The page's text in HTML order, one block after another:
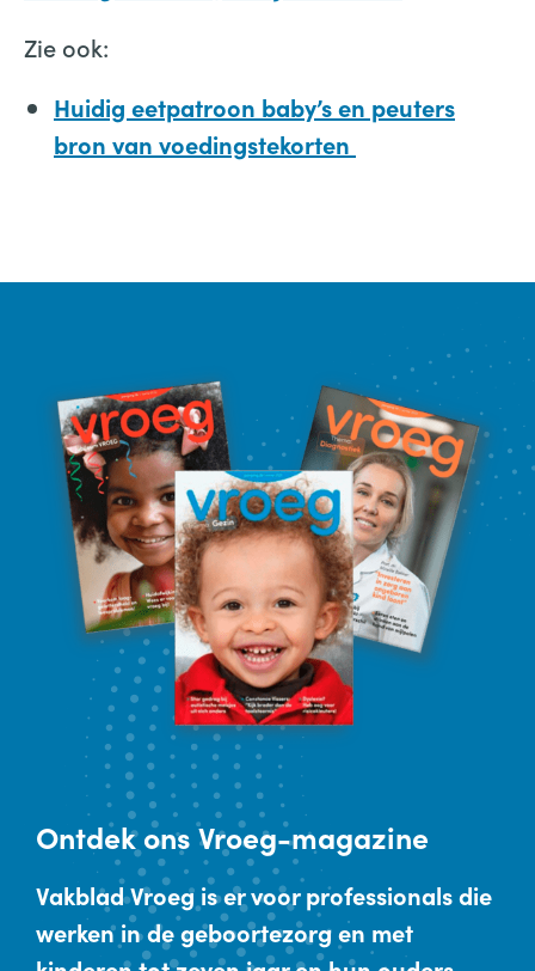
Zie ook:
Huidig eetpatroon baby’s en peuters
bron van voedingstekorten
Ontdekons Vroeg-magazine
Vakblad Vroeg is er voor professionals die
werken in de geboortezorg en met